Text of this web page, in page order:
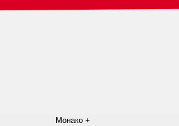
Монако +